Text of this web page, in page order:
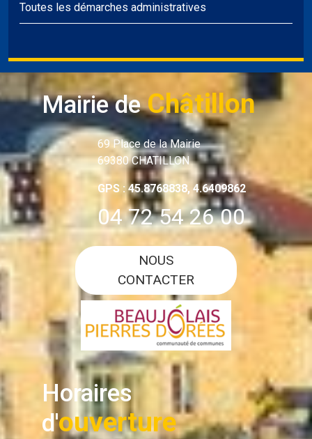
Toutes les démarches administratives
Mairie deChâtillon
69 Place de la Mairie
69380 CHATILLON
GPS : 45.8768838, 4.6409862
04 72 54 26 00
NOUS
CONTACTER
Horaires
d'ouverture